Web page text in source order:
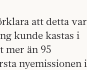
att detta var
kunde kastas i
mer än 95
nyemissionen i